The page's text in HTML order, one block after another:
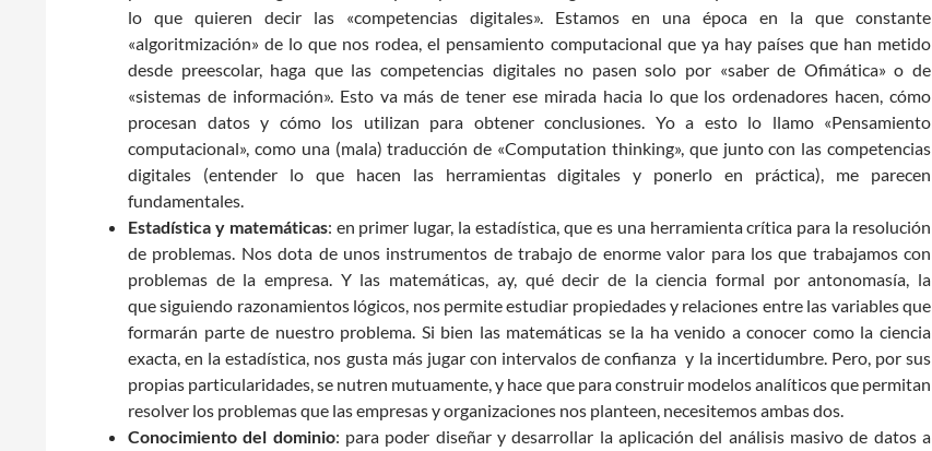
lo que quieren decir las «competencias digitales». Estamos en una época en la que constante
«algoritmización» de lo que nos rodea, el pensamiento computacional que ya hay países que han metido
desde preescolar, haga que las competencias digitales no pasen solo por «saber de Ofimática» o de
«sistemas de información». Esto va más de tener ese mirada hacia lo que los ordenadores hacen, cómo
procesan datos y cómo los utilizan para obtener conclusiones. Yo a esto lo llamo «Pensamiento
computacional», como una (mala) traducción de «Computation thinking», que junto con las competencias
digitales (entender lo que hacen las herramientas digitales y ponerlo en práctica), me parecen
fundamentales.
Estadística y matemáticas: en primer lugar, la estadística, que es una herramienta crítica para la resolución
de problemas. Nos dota de unos instrumentos de trabajo de enorme valor para los que trabajamos con
problemas de la empresa. Y las matemáticas, ay, qué decir de la ciencia formal por antonomasía, la
que siguiendo razonamientos lógicos, nos permite estudiar propiedades y relaciones entre las variables que
formarán parte de nuestro problema. Si bien las matemáticas se la ha venido a conocer como la ciencia
exacta, en la estadística, nos gusta más jugar con intervalos de confianza y la incertidumbre. Pero, por sus
propias particularidades, se nutren mutuamente, y hace que para construir modelos analíticos que permitan
resolver los problemas que las empresas y organizaciones nos planteen, necesitemos ambas dos.
Conocimiento del dominio: para poder diseñar y desarrollar la aplicación del análisis masivo de datos a